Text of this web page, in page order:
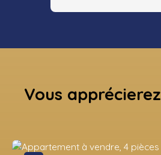
Vous apprécierez